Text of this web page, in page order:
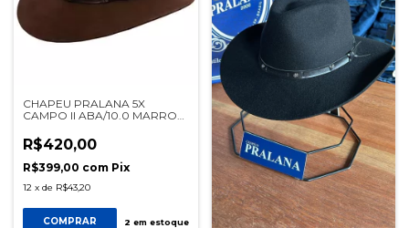
CHAPEU PRALANA 5X
CAMPO II ABA/10.0 MARROM
R$420,00
R$399,00 com Pix
12 x de R$43,20
COMPRAR 2 em estoque